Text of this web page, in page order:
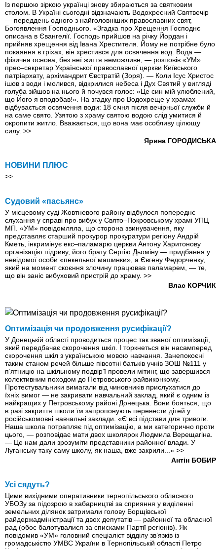
Із першою зіркою українці знову збираються за святковим
столом. В Україні сьогодні відзначають Водохресний Святвечір
— переддень одного з найголовніших православних свят,
Богоявлення Господнього. «Згадка про Хрещення Господнє
описана в Євангелії. Господь прийшов на річку Йордан і
прийняв хрещення від Івана Хрестителя. Йому не потрібне було
покаяння в гріхах, він хрестився для освячення вод. Вода —
фізична основа, без неї життя неможливе, — розповів «УМ»
прес–секретар Української православної церкви Київського
патріархату, архiмандрит Євстратій (Зоря). — Коли Ісус Христос
ішов з води і молився, відкрилися небеса і Дух Святий у вигляді
голуба зійшов на нього й почувся голос: «Це син мій улюблений,
що Його я вподобав!». На згадку про Водохреще у храмах
відбувається освячення води: 18 січня після вечірньої служби й
на саме свято. Узятою з храму святою водою слід умитися й
окропити житло. Вважається, що вона має особливу цілющу
силу. >>
Ярина ГОРОДИСЬКА
НОВИНИ ПЛЮС
>>
Судовий «пасьянс»
У місцевому суді Жовтневого району відбулося попереднє
слухання у справі про вибух у Свято–Покровському храмі УПЦ
МП. «УМ» повідомляла, що сторона звинувачення, яку
представляє старший прокурор прокуратури регіону Андрій
Кметь, інкримінує екс–паламарю церкви Антону Харитонову
організацію підриву, його брату Сергію Дьоміну — придбання у
невідомої особи «пекельної машинки», а Євгену Федорченку,
який на момент скоєння злочину працював паламарем, — те,
що він заніс вибуховий пристрій до храму. >>
Влас КОРЧИК
Оптимізація чи продовження русифікації?
У Донецькій області проводиться процес так званої оптимізації,
який передбачає скорочення шкіл. І торкнеться він насамперед
скорочення шкіл з українською мовою навчання. Занепокоєні
таким станом речей більше півсотні батьків учнів ЗОШ №111 у
п’ятницю на шкільному подвір’ї провели мітинг, що завершився
колективним походом до Петровського райвиконкому.
Протестувальники вимагали від чиновників прислухатися до
їхніх вимог — не закривати навчальний заклад, який є одним із
найкращих у Петровському районі Донецька. Вони бояться, що
в разі закриття школи їм запропонують перевести дітей у
російськомовні навчальні заклади. «Є всі підстави для тривоги.
Наша школа потрапляє під оптимізацію, а ми категорично проти
цього, — розповідає мати двох школярок Людмила Верещагіна.
— Це нам дали зрозуміти представники районної влади. У
Луганську таку саму школу, як наша, вже закрили...» >>
Антін БОБИР
Усі сядуть?
Цими вихідними оперативники тернопільського обласного
УБОЗу за підозрою в хабарництві за сприяння у виділенні
земельних ділянок затримали голову Борщівської
райдержадміністрації та двох депутатів — районної та обласної
рад (обоє балотувалися за списками Партії регіонів). Як
повідомив «УМ» головний спеціаліст відділу зв’язків iз
громадськістю УМВС України в Тернопільській області Петро